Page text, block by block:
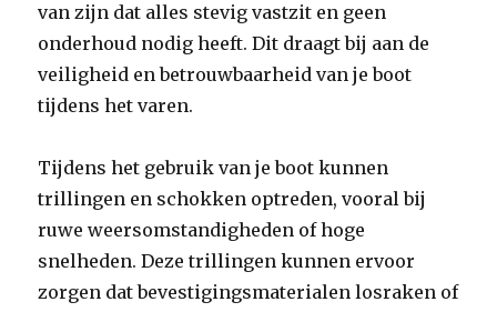
van zijn dat alles stevig vastzit en geen
onderhoud nodig heeft. Dit draagt bij aan de
veiligheid en betrouwbaarheid van je boot
tijdens het varen.
Tijdens het gebruik van je boot kunnen
trillingen en schokken optreden, vooral bij
ruwe weersomstandigheden of hoge
snelheden. Deze trillingen kunnen ervoor
zorgen dat bevestigingsmaterialen losraken of